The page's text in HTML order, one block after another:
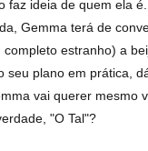
faz ideia de quem ela
Gemma terá de
estranho) a
seu plano em prática,
vai querer mesmo
"O Tal"?